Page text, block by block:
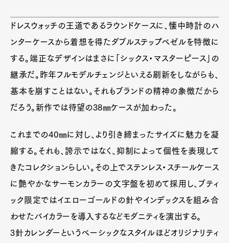
Pen Membership
Magazine
Contact
Pen Meet
ドレスウォッチの王道であるラウンドケースに、懐中時計のハ
ンターケースから着想を得たダブルステップベゼルを特徴に
する。端正なデザインはまさに「シックス・マスターピース」の
継承だ。昨年フルモデルチェンジといえる刷新をしながらも、
基本を崩すことはない。それもブランドの精神の象徴だから
だろう。新作では待望の38㎜ケースが加わった。
これまでの40㎜に対し、より引き締まったサイズに魅力を凝
縮する。それも、誇示ではなく、抑制によって個性を表現して
きたコレクションらしい。その上でステンレス・スチールケース
に艶やかなサーモンカラーの文字盤を初めて採用し、ブティ
ック限定ではイエローゴールドの針やインデックスを組み合
わせたバイカラーを導入するなどモダニティを演出する。
3針カレンダーというベーシックなスタイルほどオリジナリティ